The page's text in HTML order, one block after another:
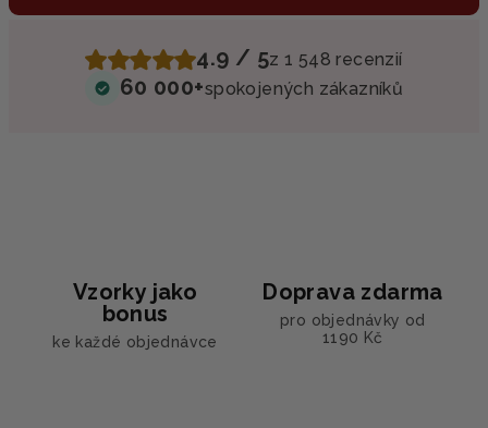
4.9 / 5z 1 548 recenzií
60 000+spokojených zákazníků
Vzorky jako
bonus
ke každé objednávce
Doprava zdarma
pro objednávky od
1190 Kč